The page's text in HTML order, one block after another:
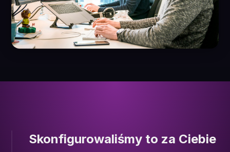
Skonfigurowaliśmy to za Ciebie